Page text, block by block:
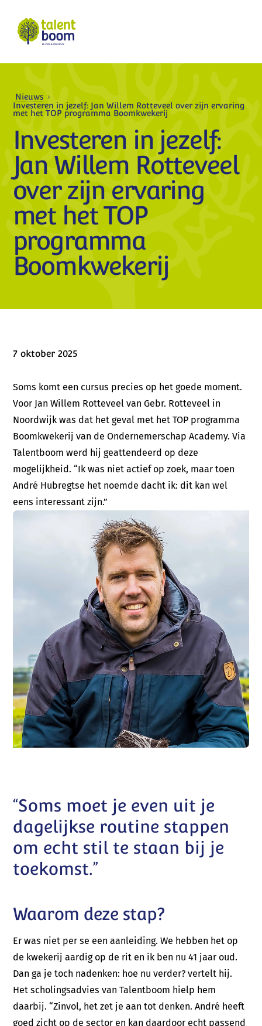
Nieuws
Investeren in jezelf: Jan Willem Rotteveel over zijn ervaring
met het TOP programma Boomkwekerij
Investeren in jezelf:
Jan Willem Rotteveel
over zijn ervaring
met het TOP
programma
Boomkwekerij
7 oktober 2025
Soms komt een cursus precies op het goede moment.
Voor Jan Willem Rotteveel van Gebr. Rotteveel in
Noordwijk was dat het geval met het TOP programma
Boomkwekerij van de Ondernemerschap Academy. Via
Talentboom werd hij geattendeerd op deze
mogelijkheid. “Ik was niet actief op zoek, maar toen
André Hubregtse het noemde dacht ik: dit kan wel
eens interessant zijn.”
“Soms moet je even uit je
dagelijkse routine stappen
om echt stil te staan bij je
toekomst.”
Waarom deze stap?
Er was niet per se een aanleiding. We hebben het op
de kwekerij aardig op de rit en ik ben nu 41 jaar oud.
Dan ga je toch nadenken: hoe nu verder? vertelt hij.
Het scholingsadvies van Talentboom hielp hem
daarbij. “Zinvol, het zet je aan tot denken. André heeft
goed zicht op de sector en kan daardoor echt passend